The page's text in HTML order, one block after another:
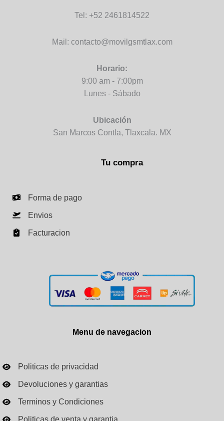
Tel: +52 2461814522
Mail: contacto@movilgsmtlax.com
Horario:
9:00 am - 7:00pm
Lunes - Sábado
Ubicación
San Marcos Contla, Tlaxcala. MX
Tu compra
Forma de pago
Envios
Facturacion
Menu de navegacion
Politicas de privacidad
Devoluciones y garantias
Terminos y Condiciones